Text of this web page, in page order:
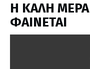
H ΚΑΛΗ
ΦΑΙΝΕΤΑΙ